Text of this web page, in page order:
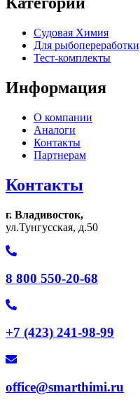
Судовая Химия
Для рыбопереработки
Тест-комплекты
Информация
О компании
Аналоги
Контакты
Партнерам
Контакты
г. Владивосток,
ул.Тунгусская, д.50
8 800 550-20-68
+7 (423) 241-98-99
office@smarthimi.ru